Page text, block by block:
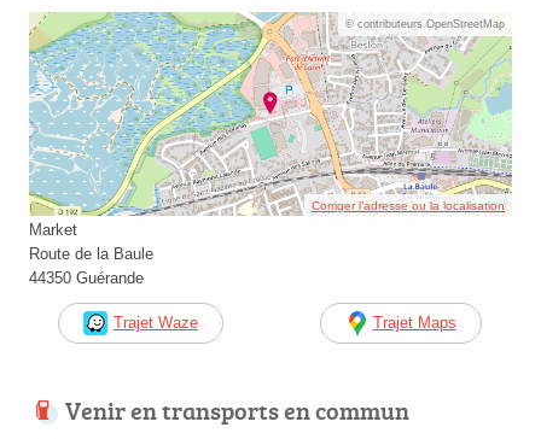
© contributeurs OpenStreetMap
Corriger l’adresse ou la localisation
Market
Route de la Baule
44350 Guérande
Trajet Waze Trajet Maps
Venir en transports en commun